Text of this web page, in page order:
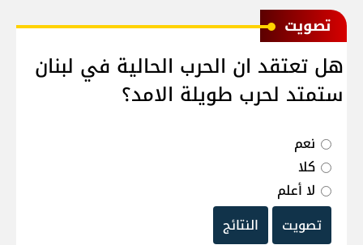
ﺗﺼﻮﻳﺖ
هل تعتقد ان الحرب الحالية في لبنان
ستمتد لحرب طويلة الامد؟
نعم
كلا
لا أعلم
تصويت
النتائج